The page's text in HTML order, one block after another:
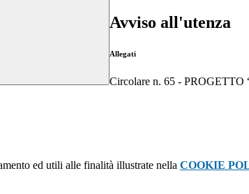
Avviso all'utenza
Allegati
Circolare n. 65 -
ed utili alle finalità illustrate nella COOKIE